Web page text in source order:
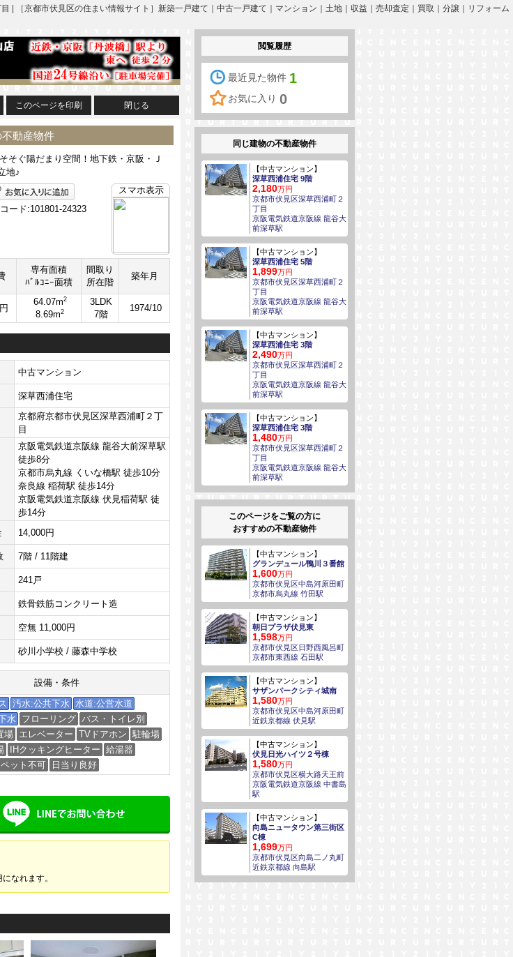
| ［京都市伏見区の住まい情報サイト］新築一戸建て｜中古一戸建て｜マンション｜土地｜収益｜売却査定｜買取｜分譲｜リフォーム
このページを印刷 閉じる
動産物件
ぐ陽だまり空間！地下鉄・京阪・Ｊ
地♪
スマホ表示
お気に入りに追加
ード:101801-24323
専有面積
ﾊﾞﾙｺﾆｰ面積
間取り
所在階
築年月
64.07m2
8.69m2
3LDK
7階
1974/10
中古マンション
深草西浦住宅
京都府京都市伏見区深草西浦町２丁
目
京阪電気鉄道京阪線 龍谷大前深草駅
徒歩8分
京都市烏丸線 くいな橋駅 徒歩10分
奈良線 稲荷駅 徒歩14分
京阪電気鉄道京阪線 伏見稲荷駅 徒
歩14分
14,000円
7階 / 11階建
241戸
鉄骨鉄筋コンクリート造
空無 11,000円
砂川小学校 / 藤森中学校
設備・条件
汚水:公共下水 水道:公営水道
水 フローリング バス・トイレ別
場 エレベーター TVドアホン 駐輪場
IHクッキングヒーター 給湯器
ペット不可 日当り良好
問い合わせ LINEでお問い合わせ
なれます。
閲覧履歴
最近見た物件 1
お気に入り 0
同じ建物の不動産物件
【中古マンション】
深草西浦住宅 9階
2,180万円
京都市伏見区深草西浦町２
丁目
京阪電気鉄道京阪線 龍谷大
前深草駅
【中古マンション】
深草西浦住宅 5階
1,899万円
京都市伏見区深草西浦町２
丁目
京阪電気鉄道京阪線 龍谷大
前深草駅
【中古マンション】
深草西浦住宅 3階
2,490万円
京都市伏見区深草西浦町２
丁目
京阪電気鉄道京阪線 龍谷大
前深草駅
【中古マンション】
深草西浦住宅 3階
1,480万円
京都市伏見区深草西浦町２
丁目
京阪電気鉄道京阪線 龍谷大
前深草駅
このページをご覧の方に
おすすめの不動産物件
【中古マンション】
グランデュール鴨川３番館
1,600万円
京都市伏見区中島河原田町
京都市烏丸線 竹田駅
【中古マンション】
朝日プラザ伏見東
1,598万円
京都市伏見区日野西風呂町
京都市東西線 石田駅
【中古マンション】
サザンパークシティ城南
1,580万円
京都市伏見区中島河原田町
近鉄京都線 伏見駅
【中古マンション】
伏見日光ハイツ２号棟
1,580万円
京都市伏見区横大路天王前
京阪電気鉄道京阪線 中書島
駅
【中古マンション】
向島ニュータウン第三街区
C棟
1,699万円
京都市伏見区向島二ノ丸町
近鉄京都線 向島駅